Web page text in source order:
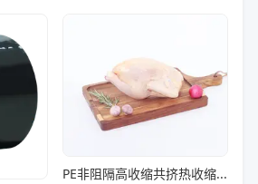
PE非阻隔高收缩共挤热收缩膜S83